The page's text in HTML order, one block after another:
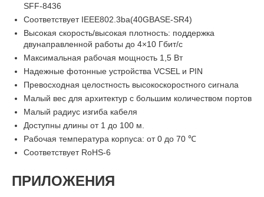
SFF-8436
Соответствует IEEE802.3ba(40GBASE-SR4)
Высокая скорость/высокая плотность: поддержка
двунаправленной работы до 4×10 Гбит/с
Максимальная рабочая мощность 1,5 Вт
Надежные фотонные устройства VCSEL и PIN
Превосходная целостность высокоскоростного сигнала
Малый вес для архитектур с большим количеством портов
Малый радиус изгиба кабеля
Доступны длины от 1 до 100 м.
Рабочая температура корпуса: от 0 до 70 ℃
Соответствует RoHS-6
ПРИЛОЖЕНИЯ